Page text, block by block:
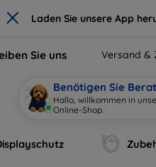
× Laden Sie unsere App
Sie uns Versand &
Benötigen Sie
Hallo, willkommen in
Online-|